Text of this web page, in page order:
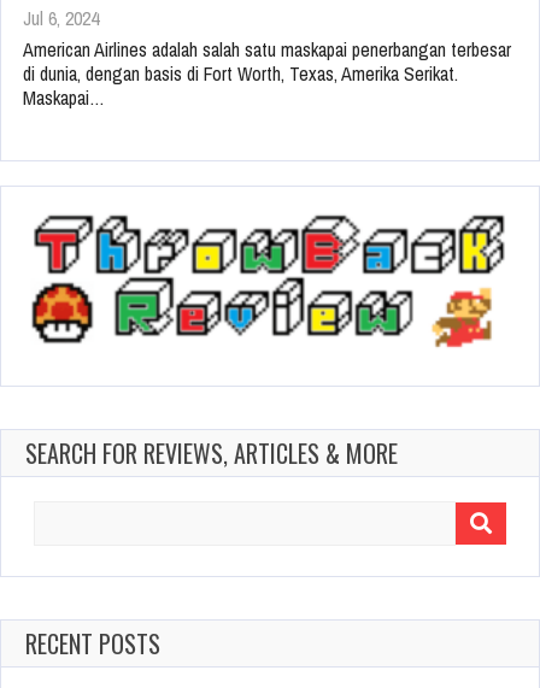
Jul 6, 2024
American Airlines adalah salah satu maskapai penerbangan terbesar
di dunia, dengan basis di Fort Worth, Texas, Amerika Serikat.
Maskapai…
SEARCH FOR REVIEWS, ARTICLES & MORE
RECENT POSTS